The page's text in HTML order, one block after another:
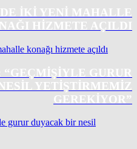
IKI YENI MAHALLE
HIZMETE AÇILDI
GURUR
YETIŞTIRMEMIZ
GEREKIYOR”